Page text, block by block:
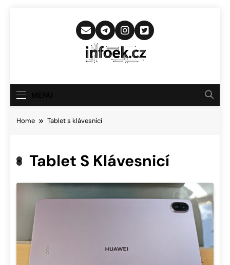
Infoek.cz
Novinkám
Home Tablet s klávesnicí
Tablet S Klávesnicí